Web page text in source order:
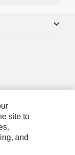
site to
and